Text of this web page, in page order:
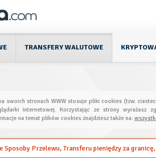
TRANSFERY WALUTOWE
swoich stronach WWW stosuje pliki cookies (tzw.
internetowej. Korzystając ze strony wyrażasz
na temat plików cookies znajdziesz także na:
Sposoby Przelewu, Transferu pieniędzy za